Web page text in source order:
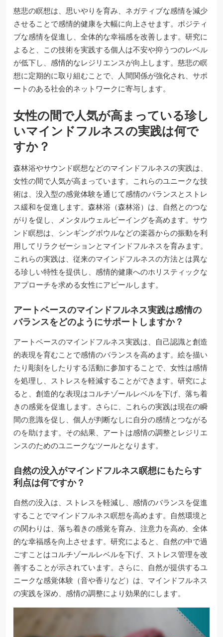
慈悲の瞑想は、思いやりを育み、ネガティブな感情を減少
させることで感情的健康を大幅に向上させます。ポジティ
ブな感情を促進し、全体的な幸福感を改善します。研究に
よると、この技術を実践する個人は不安や抑うつのレベル
が低下し、感情的なレジリエンスが向上します。慈悲の瞑
想に定期的に取り組むことで、人間関係が強化され、サポ
ートのある社会的ネットワークに寄与します。
女性の間で人気が高まっている珍し
いマインドフルネスの実践は何で
すか？
森林浴やサウンド瞑想などのマインドフルネスの実践は、
女性の間で人気が高まっています。これらのユニークな技
術は、没入型の感覚体験を通じて感情のバランスとストレ
ス緩和を促進します。森林浴（森林浴）は、自然とのつな
がりを促し、メンタルウェルビーイングを高めます。サウ
ンド瞑想は、シンギングボウルなどの楽器からの振動を利
用してリラクゼーションとマインドフルネスを育みます。
これらの実践は、従来のマインドフルネスの方法とは異な
る珍しい特性を提供し、感情的健康へのホリスティックな
アプローチを求める女性にアピールします。
アートベースのマインドフルネス実践は感情の
バランスをどのようにサポートしますか？
アートベースのマインドフルネス実践は、自己認識と創造
的表現を育むことで感情のバランスを高めます。絵を描い
たり彫刻をしたりする活動に参加することで、女性は感情
を処理し、ストレスを軽減することができます。研究によ
ると、創造的な表現はコルチゾールレベルを下げ、落ち着
きの感覚を促進します。さらに、これらの実践は現在の瞬
間の意識を促し、個人が判断なしに自分の感情とつながる
のを助けます。その結果、アートは感情の調整とレジリエ
ンスのためのユニークなツールとなります。
自然の没入がマインドフルネス瞑想にもたらす
利点は何ですか？
自然の没入は、ストレスを軽減し、感情のバランスを促進
することでマインドフルネス瞑想を高めます。自然環境と
の関わりは、落ち着きの感覚を育み、注意力を高め、全体
的な幸福感を向上させます。研究によると、自然の中で過
ごすことはコルチゾールレベルを下げ、ストレス管理を改
善することが示されています。さらに、自然が提供するユ
ニークな感覚体験（音や香りなど）は、マインドフルネス
の実践を深め、感情の調整により効果的にします。